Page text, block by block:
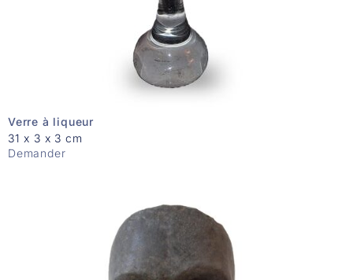
Verre à liqueur
31 x 3 x 3 cm
Demander